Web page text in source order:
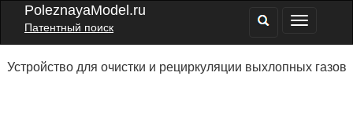
PoleznayaModel.ru
Патентный поиск
Устройство для очистки и рециркуляции выхлопных газов